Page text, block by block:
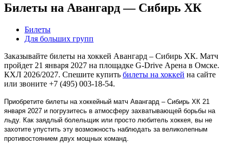
Билеты на Авангард — Сибирь ХК
Билеты
Для больших групп
Заказывайте билеты на хоккей Авангард – Сибирь ХК. Матч
пройдет 21 января 2027 на площадке G-Drive Арена в Омске.
КХЛ 2026/2027. Спешите купить билеты на хоккей на сайте
или звоните +7 (495) 003-18-54.
Приобретите билеты на хоккейный матч Авангард – Сибирь ХК 21
января 2027 и погрузитесь в атмосферу захватывающей борьбы на
льду. Как заядлый болельщик или просто любитель хоккея, вы не
захотите упустить эту возможность наблюдать за великолепным
противостоянием двух мощных команд.